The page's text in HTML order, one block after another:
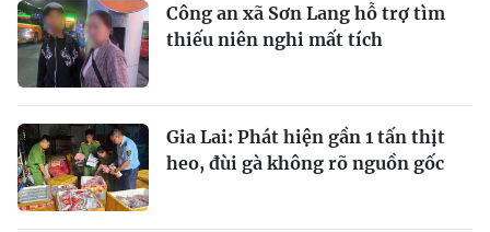
Công an xã Sơn Lang hỗ trợ tìm
thiếu niên nghi mất tích
Gia Lai: Phát hiện gần 1 tấn thịt
heo, đùi gà không rõ nguồn gốc